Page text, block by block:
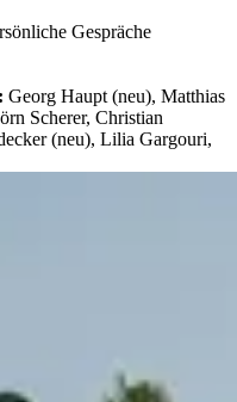
Gespräche
Georg Haupt (neu), Matthias
Scherer, Christian
(neu), Lilia Gargouri,